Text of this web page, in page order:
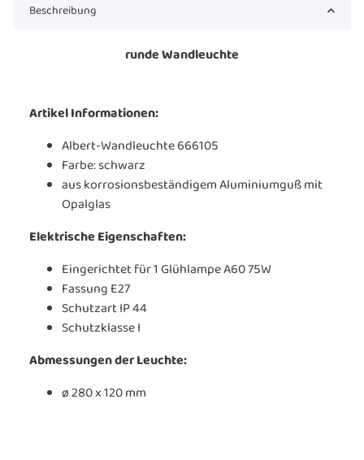
Beschreibung
runde Wandleuchte
Artikel Informationen:
Albert-Wandleuchte 666105
Farbe: schwarz
aus korrosionsbeständigem Aluminiumguß mit
Opalglas
Elektrische Eigenschaften:
Eingerichtet für 1 Glühlampe A60 75W
Fassung E27
Schutzart IP 44
Schutzklasse I
Abmessungen der Leuchte:
ø 280 x 120 mm